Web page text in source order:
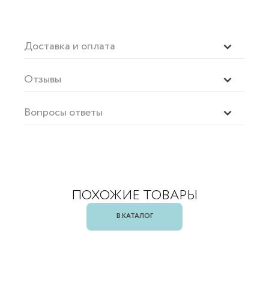
Доставка и оплата
Отзывы
Вопросы ответы
ПОХОЖИЕ ТОВАРЫ
В КАТАЛОГ